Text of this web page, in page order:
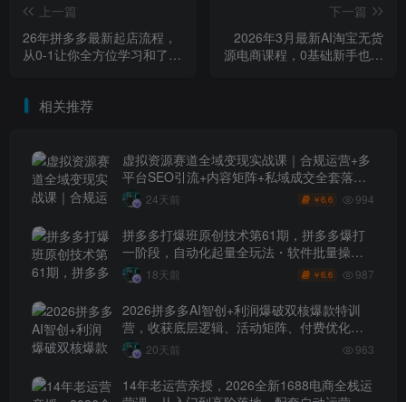
上一篇
26年拼多多最新起店流程，
从0-1让你全方位学习和了解
下一篇
2026年3月最新AI淘宝无货
源电商课程，0基础新手也能
相关推荐
虚拟资源赛道全域变现实战课｜合规运营+多
平台SEO引流+内容矩阵+私域成交全套落地
玩法24天前 ￥6.6 994
拼多多打爆班原创技术第61期，拼多多爆打
一阶段，自动化起量全玩法・软件批量操
作・投产优化・大促矩阵实战课
18天前 ￥6.6 987
2026拼多多AI智创+利润爆破双核爆款特训
营，收获底层逻辑、活动矩阵、付费优化、
0-1打爆SOP
20天前 963
14年老运营亲授，2026全新1688电商全栈运